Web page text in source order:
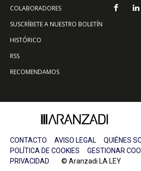
COLABORADORES
SUSCRÍBETE A NUESTRO BOLETÍN
HISTÓRICO
RSS
RECOMENDAMOS
CONTACTO AVISO LEGAL QUIÉNES
POLÍTICA DE COOKIES
GESTIONAR
PRIVACIDAD © Aranzadi LA LEY